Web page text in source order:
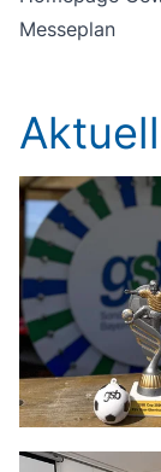
Messeplan